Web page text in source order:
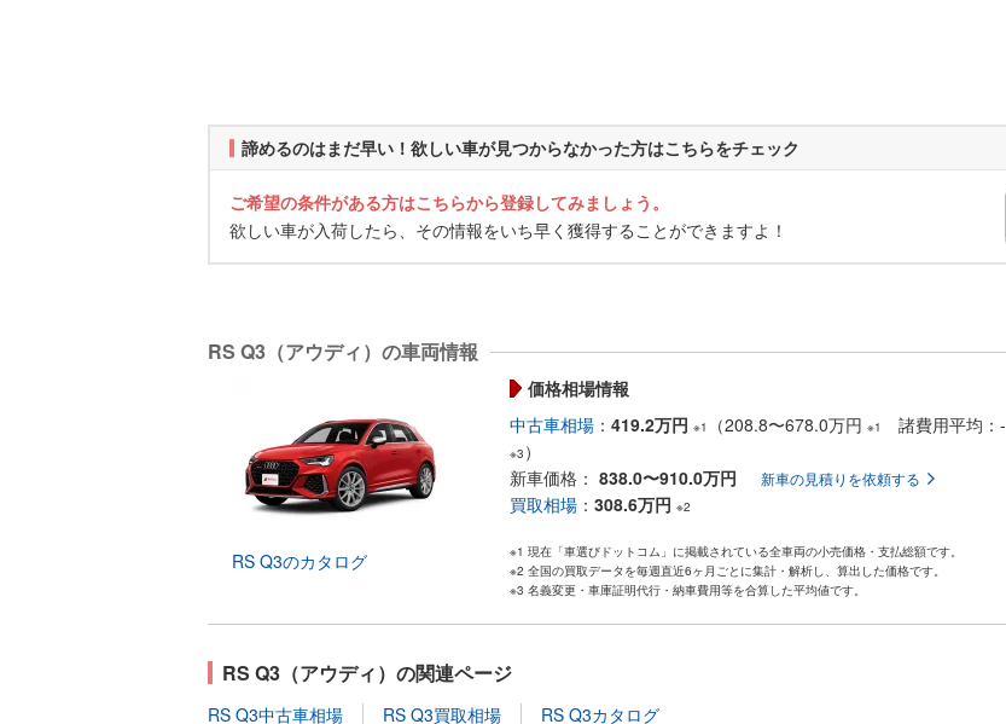
諦めるのはまだ早い！欲しい車が見つからなかった方はこちらをチェック
ご希望の条件がある方はこちらから登録してみましょう。
欲しい車が入荷したら、その情報をいち早く獲得することができますよ！
RS Q3（アウディ）の車両情報
RS Q3のカタログ
価格相場情報
中古車相場 ： 419.2万円 ※1 （208.8〜678.0万円 ※1 諸費用平均：-
※3 ）
新車価格： 838.0〜910.0万円 新車の見積りを依頼する
買取相場 ： 308.6万円 ※2
※1 現在「車選びドットコム」に掲載されている全車両の小売価格・支払総額です。
※2 全国の買取データを毎週直近6ヶ月ごとに集計・解析し、算出した価格です。
※3 名義変更・車庫証明代行・納車費用等を合算した平均値です。
RS Q3（アウディ）の関連ページ
RS Q3中古車相場 RS Q3買取相場 RS Q3カタログ